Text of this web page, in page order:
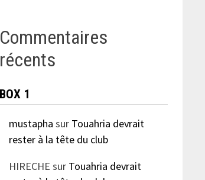
Commentaires
récents
BOX 1
mustapha sur Touahria devrait
rester à la tête du club
HIRECHE sur Touahria devrait